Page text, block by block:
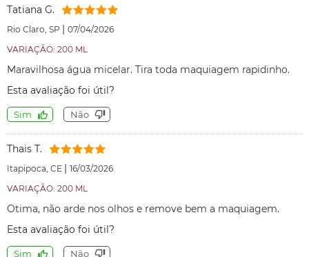
Tatiana G.
Rio Claro, SP | 07/04/2026
VARIAÇÃO: 200 ML
Maravilhosa água micelar. Tira toda maquiagem rapidinho.
Esta avaliação foi útil?
Sim Não
Thais T.
Itapipoca, CE | 16/03/2026
VARIAÇÃO: 200 ML
Otima, não arde nos olhos e remove bem a maquiagem.
Esta avaliação foi útil?
Sim Não